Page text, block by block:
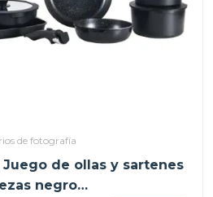
de fotografía
Juego de ollas y sartenes
negro